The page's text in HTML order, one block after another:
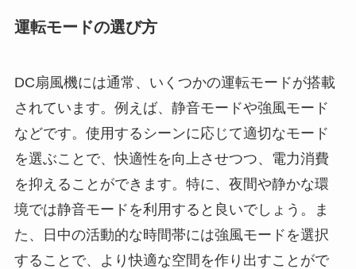
運転モードの選び方
DC扇風機には通常、いくつかの運転モードが搭載
されています。例えば、静音モードや強風モード
などです。使用するシーンに応じて適切なモード
を選ぶことで、快適性を向上させつつ、電力消費
を抑えることができます。特に、夜間や静かな環
境では静音モードを利用すると良いでしょう。ま
た、日中の活動的な時間帯には強風モードを選択
することで、より快適な空間を作り出すことがで